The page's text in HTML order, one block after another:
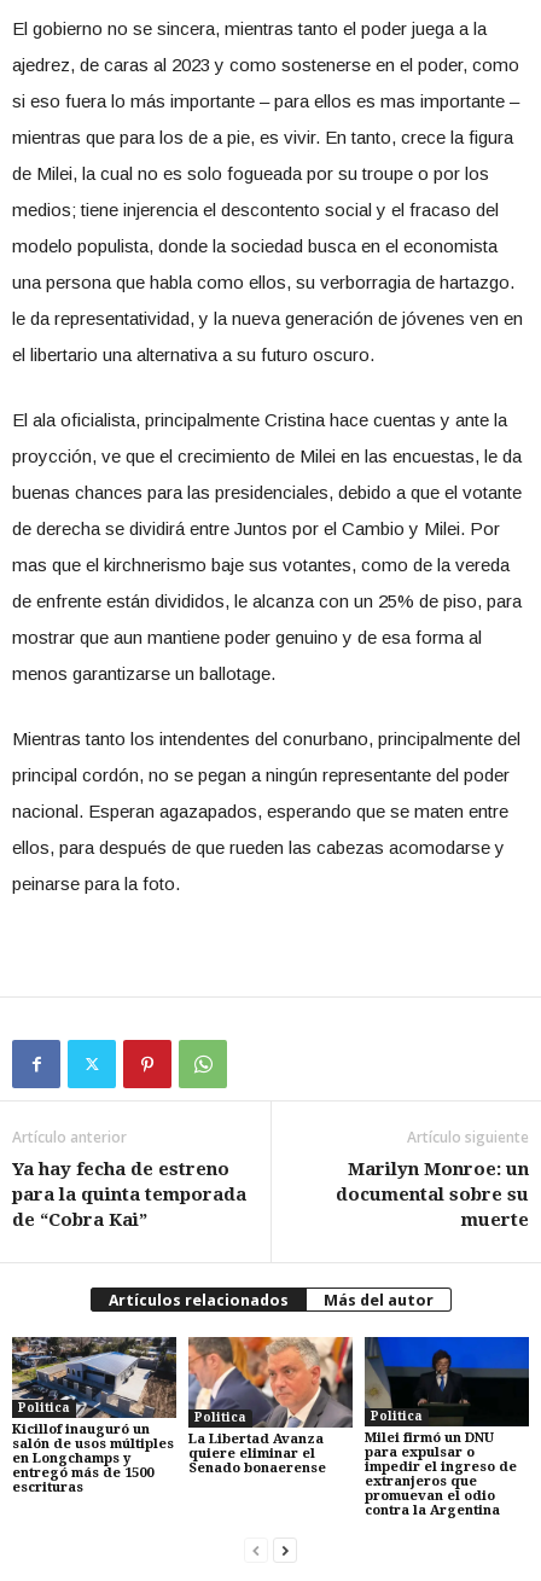
El gobierno no se sincera, mientras tanto el poder juega a la
ajedrez, de caras al 2023 y como sostenerse en el poder, como
si eso fuera lo más importante – para ellos es mas importante –
mientras que para los de a pie, es vivir. En tanto, crece la figura
de Milei, la cual no es solo fogueada por su troupe o por los
medios; tiene injerencia el descontento social y el fracaso del
modelo populista, donde la sociedad busca en el economista
una persona que habla como ellos, su verborragia de hartazgo.
le da representatividad, y la nueva generación de jóvenes ven en
el libertario una alternativa a su futuro oscuro.
El ala oficialista, principalmente Cristina hace cuentas y ante la
proycción, ve que el crecimiento de Milei en las encuestas, le da
buenas chances para las presidenciales, debido a que el votante
de derecha se dividirá entre Juntos por el Cambio y Milei. Por
mas que el kirchnerismo baje sus votantes, como de la vereda
de enfrente están divididos, le alcanza con un 25% de piso, para
mostrar que aun mantiene poder genuino y de esa forma al
menos garantizarse un ballotage.
Mientras tanto los intendentes del conurbano, principalmente del
principal cordón, no se pegan a ningún representante del poder
nacional. Esperan agazapados, esperando que se maten entre
ellos, para después de que rueden las cabezas acomodarse y
peinarse para la foto.
Artículo anterior
Ya hay fecha de estreno
para la quinta temporada
de “Cobra Kai”
Artículo siguiente
Marilyn Monroe: un
documental sobre su
muerte
Artículos relacionados Más del autor
Politica
Kicillof inauguró un
salón de usos múltiples
en Longchamps y
entregó más de 1500
escrituras
Politica
La Libertad Avanza
quiere eliminar el
Senado bonaerense
Politica
Milei firmó un DNU
para expulsar o
impedir el ingreso de
extranjeros que
promuevan el odio
contra la Argentina